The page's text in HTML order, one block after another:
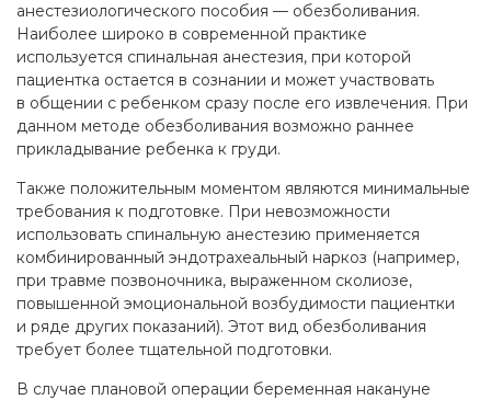
анестезиологического пособия — обезболивания.
Наиболее широко в современной практике
используется спинальная анестезия, при которой
пациентка остается в сознании и может участвовать
в общении с ребенком сразу после его извлечения. При
данном методе обезболивания возможно раннее
прикладывание ребенка к груди.
Также положительным моментом являются минимальные
требования к подготовке. При невозможности
использовать спинальную анестезию применяется
комбинированный эндотрахеальный наркоз (например,
при травме позвоночника, выраженном сколиозе,
повышенной эмоциональной возбудимости пациентки
и ряде других показаний). Этот вид обезболивания
требует более тщательной подготовки.
В случае плановой операции беременная накануне